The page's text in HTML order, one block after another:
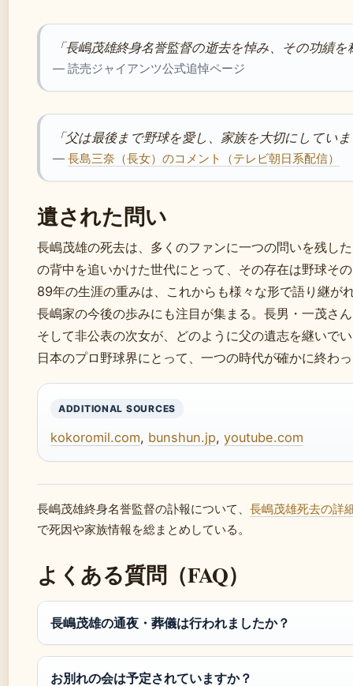
「長嶋茂雄終身名誉監督の逝去を悼み、その功績を
— 読売ジャイアンツ公式追悼ページ
「父は最後まで野球を愛し、家族を大切にしてい
— 長島三奈（長女）のコメント（テレビ朝日系配信）
遺された問い
長嶋茂雄の死去は、多くのファンに一つの問いを残し
の背中を追いかけた世代にとって、その存在は野球そ
89年の生涯の重みは、これからも様々な形で語り継が
長嶋家の今後の歩みにも注目が集まる。長男・一茂さ
そして非公表の次女が、どのように父の遺志を継いで
日本のプロ野球界にとって、一つの時代が確かに終わ
ADDITIONAL SOURCES
kokoromil.com, bunshun.jp, youtube.com
長嶋茂雄終身名誉監督の訃報について、 長嶋茂雄死去の詳
で死因や家族情報を総まとめしている。
よくある質問（FAQ）
長嶋茂雄の通夜・葬儀は行われましたか？
お別れの会は予定されていますか？